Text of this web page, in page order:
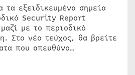
τα εξειδικευμένα σημεία
Security Report
με το περιοδικό
Στο νέο τεύχος, θα βρείτε
που απευθύνο…